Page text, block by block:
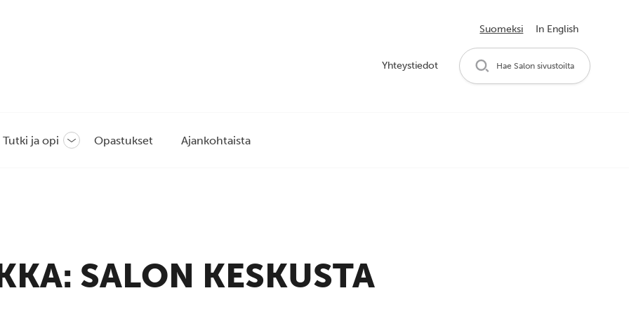
Suomeksi In English
Yhteystiedot Hae Salon sivustoilta
Tutki ja opi Avaa
Opastukset Ajankohtaista
SALON KESKUSTA